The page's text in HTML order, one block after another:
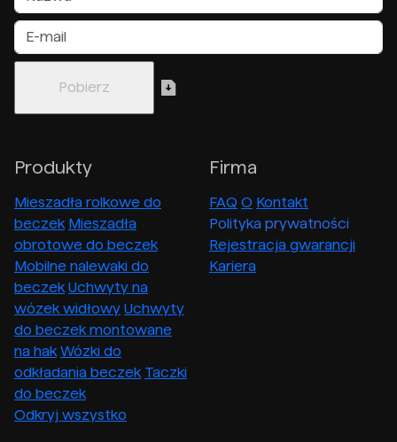
Produkty
Mieszadła rolkowe do
beczek Mieszadła
obrotowe do beczek
Mobilne nalewaki do
beczek Uchwyty na
wózek widłowy Uchwyty
do beczek montowane
na hak Wózki do
odkładania beczek Taczki
do beczek
Odkryj wszystko
Firma
FAQ O Kontakt
Polityka prywatności
Rejestracja gwarancji
Kariera